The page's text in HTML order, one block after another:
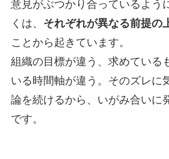
意見がぶつかり合っているよう
くは、 それぞれが異なる前提の
ことから起きています。
組織の目標が違う、求めている
いる時間軸が違う。そのズレに
論を続けるから、いがみ合いに
です。